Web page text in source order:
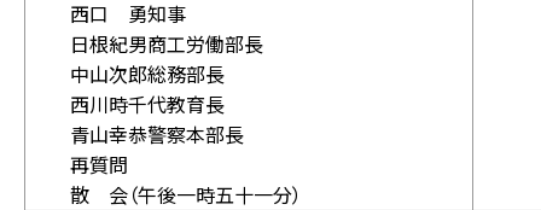
西口 勇知事
日根紀男商工労働部長
中山次郎総務部長
西川時千代教育長
青山幸恭警察本部長
再質問
散 会（午後一時五十一分）